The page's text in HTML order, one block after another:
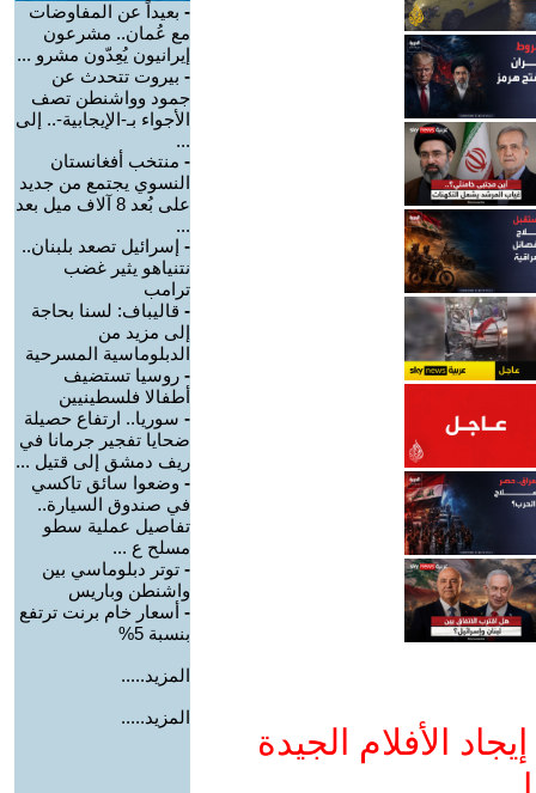
الأفلام الجيدة
- بعيداً عن المفاوضات
مع عُمان.. مشرعون
إيرانيون يُعِدّون مشرو ...
- بيروت تتحدث عن
جمود وواشنطن تصف
الأجواء بـ-الإيجابية-.. إلى
...
- منتخب أفغانستان
النسوي يجتمع من جديد
على بُعد 8 آلاف ميل بعد
...
- إسرائيل تصعد بلبنان..
نتنياهو يثير غضب
ترامب
- قاليباف: لسنا بحاجة
إلى مزيد من
الدبلوماسية المسرحية
- روسيا تستضيف
أطفالا فلسطينيين
- سوريا.. ارتفاع حصيلة
ضحايا تفجير جرمانا في
ريف دمشق إلى قتيل ...
- وضعوا سائق تاكسي
في صندوق السيارة..
تفاصيل عملية سطو
مسلح ع ...
- توتر دبلوماسي بين
واشنطن وباريس
- أسعار خام برنت ترتفع
بنسبة 5%
المزيد.....
المزيد.....